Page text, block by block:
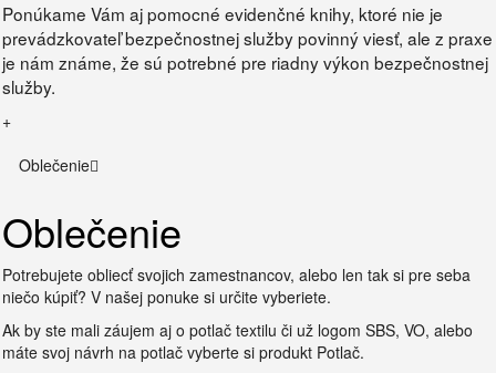
Ponúkame Vám aj pomocné evidenčné knihy, ktoré nie je
prevádzkovateľ bezpečnostnej služby povinný viesť, ale z praxe
je nám známe, že sú potrebné pre riadny výkon bezpečnostnej
služby.
+
Oblečenie
Oblečenie
Potrebujete obliecť svojich zamestnancov, alebo len tak si pre seba
niečo kúpiť? V našej ponuke si určite vyberiete.
Ak by ste mali záujem aj o potlač textilu či už logom SBS, VO, alebo
máte svoj návrh na potlač vyberte si produkt Potlač.